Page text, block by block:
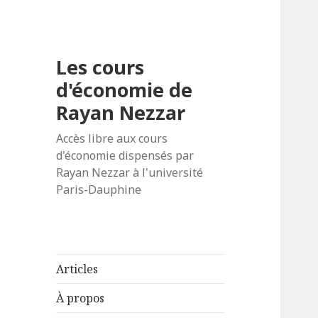
Les cours
d'économie de
Rayan Nezzar
Accès libre aux cours
d'économie dispensés par
Rayan Nezzar à l'université
Paris-Dauphine
Articles
À propos